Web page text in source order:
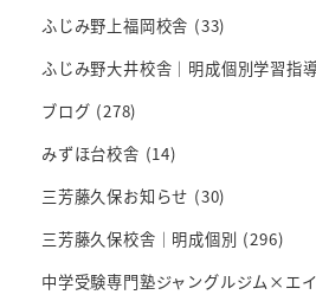
ふじみ野上福岡校舎 (33)
ふじみ野大井校舎｜明成個別学習指
ブログ (278)
みずほ台校舎 (14)
三芳藤久保お知らせ (30)
三芳藤久保校舎｜明成個別 (296)
中学受験専門塾ジャングルジム×エ